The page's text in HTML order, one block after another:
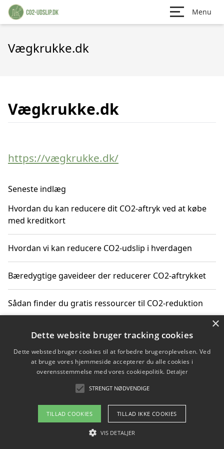
Menu
Vægkrukke.dk
Vægkrukke.dk
https://vægkrukke.dk/
Seneste indlæg
Hvordan du kan reducere dit CO2-aftryk ved at købe
med kreditkort
Hvordan vi kan reducere CO2-udslip i hverdagen
Bæredygtige gaveideer der reducerer CO2-aftrykket
Sådan finder du gratis ressourcer til CO2-reduktion
Hvordan gadgets til hjemmet kan reducere CO2-udslip
Copyright 2026 - Pilanto Aps
Om / kontakt
Blog Betingelser
×
Dette website bruger tracking cookies
Dette websted bruger cookies til at forbedre brugeroplevelsen. Ved
at bruge vores hjemmeside accepterer du alle cookies i
overensstemmelse med vores cookiepolitik. Detaljer
STRENGT NØDVENDIGE
TILLAD COOKIES TILLAD IKKE COOKIES
VIS DETALJER